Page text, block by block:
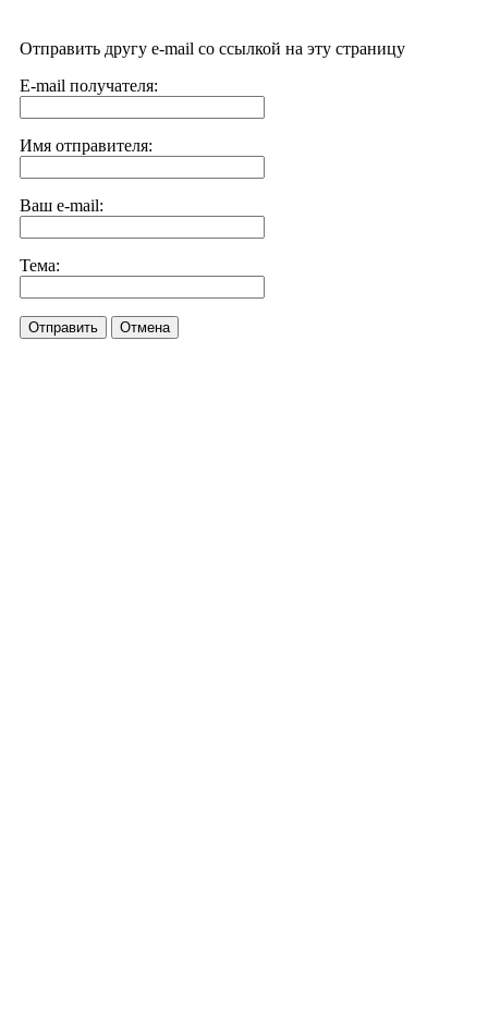
Отправить другу e-mail со ссылкой на эту страницу
E-mail получателя:
Имя отправителя:
Ваш e-mail:
Тема:
Отправить Отмена